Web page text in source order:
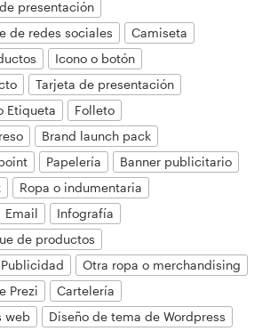
presentación
de redes sociales
Camiseta
Icono o botón
Tarjeta de presentación
Etiqueta
Folleto
Brand launch pack
Papelería
Banner publicitario
Ropa o indumentaria
Email
Infografía
de productos
Otra ropa o merchandising
Prezi
Cartelería
web
Diseño de tema de Wordpress